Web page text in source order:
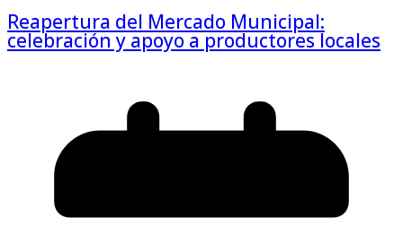
Reapertura del Mercado Municipal:
celebración y apoyo a productores locales